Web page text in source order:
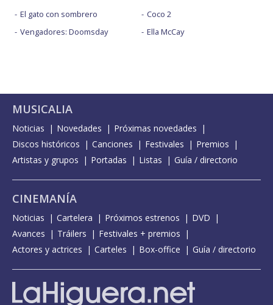
El gato con sombrero
Vengadores: Doomsday
Coco 2
Ella McCay
MUSICALIA
Noticias Novedades
Próximas novedades
Discos históricos
Canciones Festivales
Premios
Artistas y grupos
Portadas Listas Guía / directorio
CINEMANÍA
Noticias Cartelera Próximos estrenos
DVD
Avances
Tráilers
Festivales + premios
Actores y actrices
Carteles Box-office Guía / directorio